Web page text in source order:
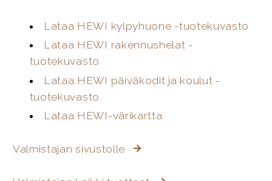
Lataa HEWI kylpyhuone -tuotekuvasto
Lataa HEWI rakennushelat -
tuotekuvasto
Lataa HEWI päiväkodit ja koulut -
tuotekuvasto
Lataa HEWI-värikartta
Valmistajan sivustolle